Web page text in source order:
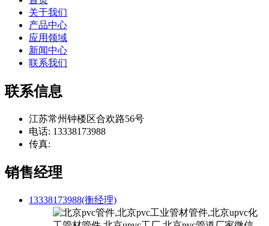
关于我们
产品中心
应用领域
新闻中心
联系我们
联系信息
江苏常州钟楼区合欢路56号
电话: 13338173988
传真:
销售经理
13338173988(衡经理)